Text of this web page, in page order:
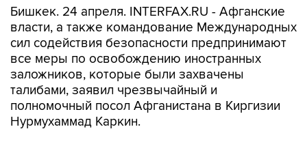
Бишкек. 24 апреля. INTERFAX.RU - Афганские
власти, а также командование Международных
сил содействия безопасности предпринимают
все меры по освобождению иностранных
заложников, которые были захвачены
талибами, заявил чрезвычайный и
полномочный посол Афганистана в Киргизии
Нурмухаммад Каркин.